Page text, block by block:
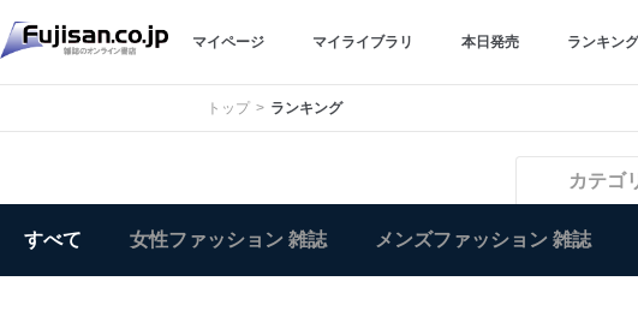
マイページ マイライブラリ 本日発売 ランキング
トップ ランキング
カテゴ
すべて 女性ファッション 雑誌 メンズファッション 雑誌